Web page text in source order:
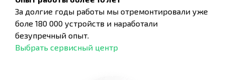
За долгие годы работы мы отремонтировали уже
боле 180 000 устройств и наработали
безупречный опыт.
Выбрать сервисный центр